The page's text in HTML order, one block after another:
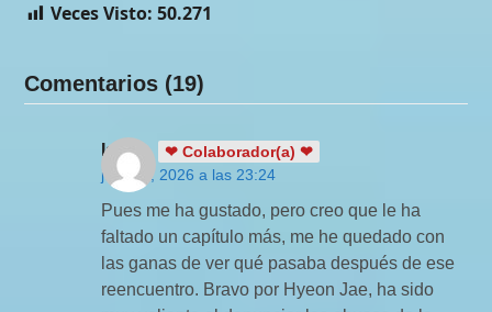
Veces Visto: 50.271
Comentarios (19)
Isbela
❤ Colaborador(a) ❤
julio 19, 2026 a las 23:24
Pues me ha gustado, pero creo que le ha
faltado un capítulo más, me he quedado con
las ganas de ver qué pasaba después de ese
reencuentro. Bravo por Hyeon Jae, ha sido